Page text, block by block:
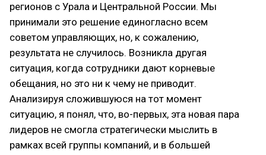
регионов с Урала и Центральной России. Мы
принимали это решение единогласно всем
советом управляющих, но, к сожалению,
результата не случилось. Возникла другая
ситуация, когда сотрудники дают корневые
обещания, но это ни к чему не приводит.
Анализируя сложившуюся на тот момент
ситуацию, я понял, что, во-первых, эта новая пара
лидеров не смогла стратегически мыслить в
рамках всей группы компаний, и в большей